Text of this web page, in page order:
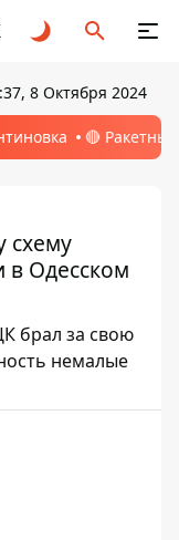
8 Октября 2024
🔴
схему
в Одесском
брал за свою
немалые